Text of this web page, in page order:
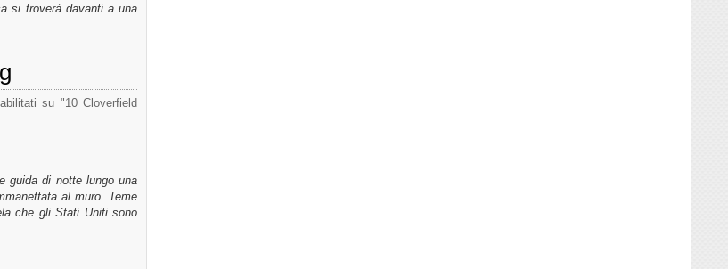
si troverà davanti a una
su "10 Cloverfield
guida di notte lungo una
al muro. Teme
che gli Stati Uniti sono